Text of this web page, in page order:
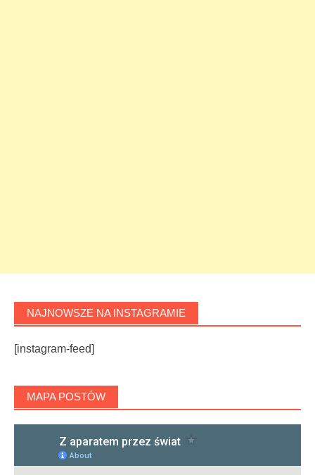
NAJNOWSZE NA INSTAGRAMIE
[instagram-feed]
MAPA POSTÓW